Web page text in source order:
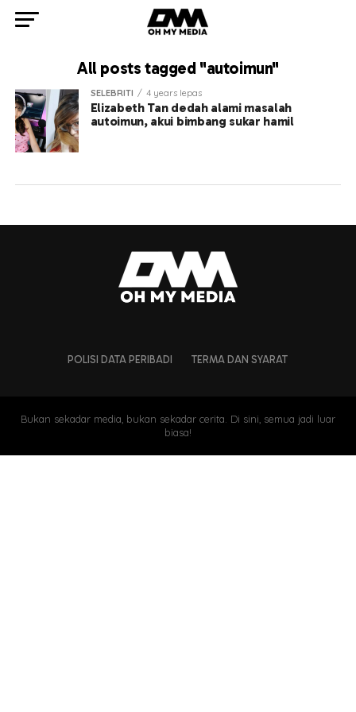
All posts tagged "autoimun"
SELEBRITI 4 years lepas
Elizabeth Tan dedah alami masalah
autoimun, akui bimbang sukar hamil
POLISI DATA PERIBADI TERMA DAN SYARAT
Bukan sekadar media, bukan sekadar cerita. Di sini, semua jadi luar
biasa!